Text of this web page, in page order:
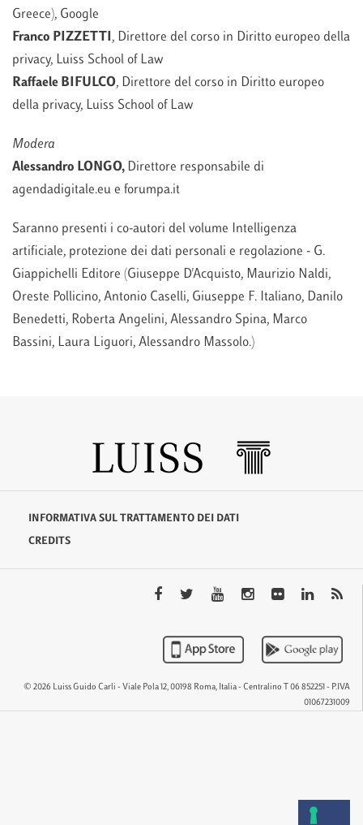
Greece), Google
Franco PIZZETTI , Direttore del corso in Diritto europeo della
privacy, Luiss School of Law
Raffaele BIFULCO, Direttore del corso in Diritto europeo
della privacy, Luiss School of Law
Modera
Alessandro LONGO, Direttore responsabile di
agendadigitale.eu e forumpa.it
Saranno presenti i co-autori del volume Intelligenza
artificiale, protezione dei dati personali e regolazione - G.
Giappichelli Editore (Giuseppe D'Acquisto, Maurizio Naldi,
Oreste Pollicino, Antonio Caselli, Giuseppe F. Italiano, Danilo
Benedetti, Roberta Angelini, Alessandro Spina, Marco
Bassini, Laura Liguori, Alessandro Massolo.)
INFORMATIVA SUL TRATTAMENTO DEI DATI
CREDITS
© 2026 Luiss Guido Carli - Viale Pola 12, 00198 Roma, Italia - Centralino T 06 852251 - P.IVA
01067231009